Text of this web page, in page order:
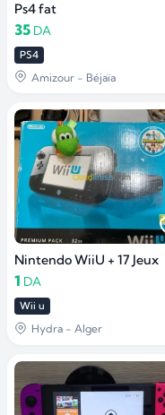
Ps4 fat
35 DA
PS4
Amizour - Béjaïa
Nintendo WiiU + 17 Jeux
1 DA
Wii u
Hydra - Alger